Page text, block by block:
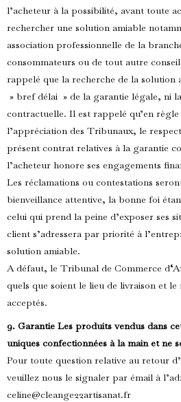
l’acheteur à la possibilité, avant toute
rechercher une solution amiable
association professionnelle de la
consommateurs ou de tout autre
rappelé que la recherche de la solution
» bref délai » de la garantie légale, ni
contractuelle. Il est rappelé qu’en
l’appréciation des Tribunaux, le
présent contrat relatives à la garantie
l’acheteur honore ses engagements
Les réclamations ou contestations
bienveillance attentive, la bonne foi
celui qui prend la peine d’exposer ses
client s’adressera par priorité à
solution amiable.
A défaut, le Tribunal de Commerce d‘
quels que soient le lieu de livraison et le
acceptés.
9. Garantie Les produits vendus dans
uniques confectionnées à lamain etne
Pour toute question relative au retour
veuillez nous le signaler par émail à
celine@cleange22artisanat.fr